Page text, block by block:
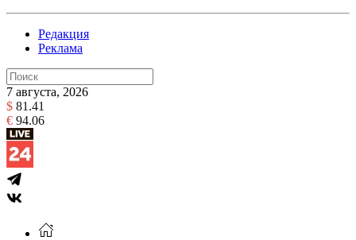
Редакция
Реклама
7 августа, 2026
$ 81.41
€ 94.06